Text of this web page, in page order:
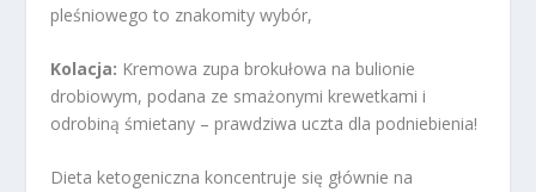
pleśniowego to znakomity wybór,
Kolacja: Kremowa zupa brokułowa na bulionie
drobiowym, podana ze smażonymi krewetkami i
odrobiną śmietany – prawdziwa uczta dla podniebienia!
Dieta ketogeniczna koncentruje się głównie na